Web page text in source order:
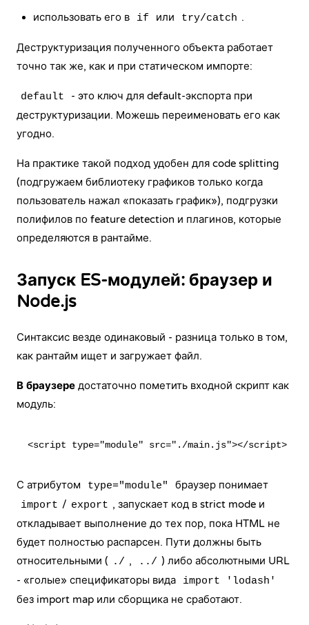
использовать его в
if или try/catch .
Деструктуризация полученного объекта работает
точно так же, как и при статическом импорте:
default
- это ключ для default-экспорта при
деструктуризации. Можешь переименовать его как
угодно.
На практике такой подход удобен для code splitting
(подгружаем библиотеку графиков только когда
пользователь нажал «показать график»), подгрузки
полифилов по feature detection и плагинов, которые
определяются в рантайме.
Запуск ES-модулей: браузер и
Node.js
Синтаксис везде одинаковый - разница только в том,
как рантайм ищет и загружает файл.
В браузере достаточно пометить входной скрипт как
модуль:
С атрибутом type="module" браузер понимает
import / export , запускает код в strict mode и
откладывает выполнение до тех пор, пока HTML не
будет полностью распарсен. Пути должны быть
относительными ( ./ , ../ ) либо абсолютными URL
- «голые» спецификаторы вида
import 'lodash'
без import map или сборщика не сработают.